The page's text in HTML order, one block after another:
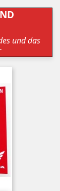
und das